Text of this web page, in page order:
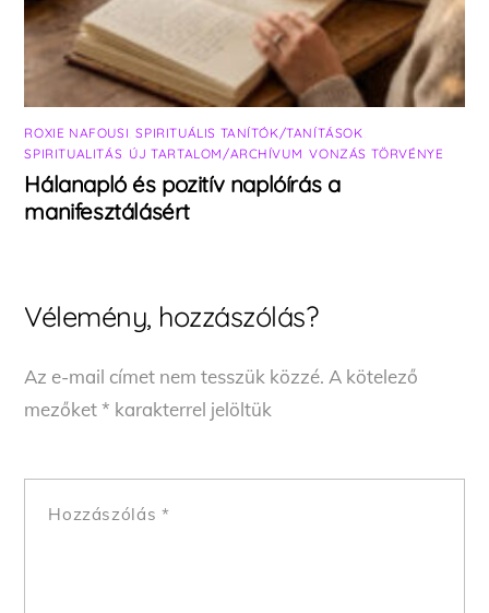
ROXIE NAFOUSI ,SPIRITUÁLIS TANÍTÓK/TANÍTÁSOK
SPIRITUALITÁS ÚJ TARTALOM/ARCHÍVUM ,VONZÁS TÖRVÉNYE
Hálanapló és pozitív naplóírás a
manifesztálásért
Vélemény, hozzászólás?
Az e-mail címet nem tesszük közzé. A kötelező
mezőket* karakterrel jelöltük
Hozzászólás *